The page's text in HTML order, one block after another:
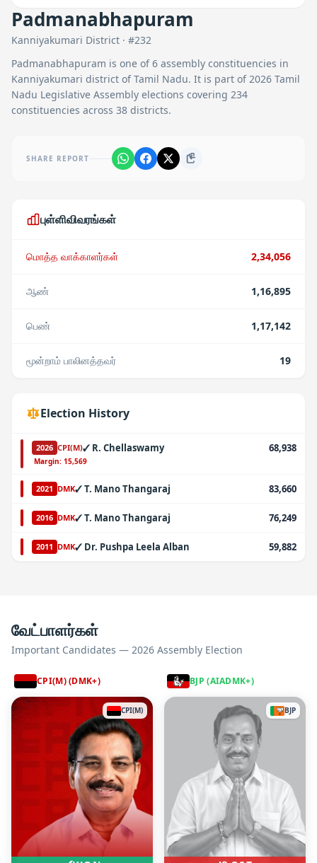
Padmanabhapuram
Kanniyakumari District · #232
Padmanabhapuram is one of6 assembly constituencies in
Kanniyakumari district of Tamil Nadu. It is part of 2026 Tamil
Nadu Legislative Assembly elections covering 234
constituencies across 38 districts.
SHARE REPORT
புள்ளிவிவரங்கள்
மொத்த வாக்காளர்கள் 2,34,056
ஆண் 1,16,895
பெண் 1,17,142
மூன்றாம் பாலினத்தவர் 19
Election History
2026 CPI(M)✓ R. Chellaswamy 68,938
·Margin: 15,569
2021 DMK✓T. Mano Thangaraj 83,660
2016 DMK✓T. Mano Thangaraj 76,249
2011 DMK✓ Dr. Pushpa Leela Alban 59,882
வேட்பாளர்கள்
Important Candidates — 2026 Assembly Election
CPI(M) (DMK+)
CPI(M)
BJP (AIADMK+)
BJP